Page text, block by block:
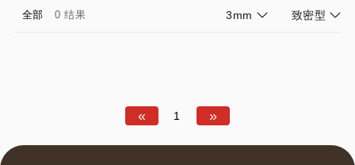
全部 0 结果 3mm 致密型
« 1 »